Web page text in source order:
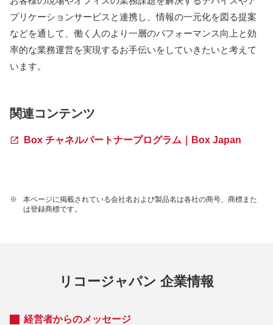
プリケーションサービスと連携し、情報の一元化を図る提案
などを通して、働く人のより一層のパフォーマンス向上と効
率的な業務運営を実現するお手伝いをしていきたいと考えて
います。
関連コンテンツ
Box チャネルパートナープログラム｜Box Japan
※
本ページに掲載されている会社名および製品名は各社の商号、商標また
は登録商標です。
リコージャパン 企業情報
経営者からのメッセージ